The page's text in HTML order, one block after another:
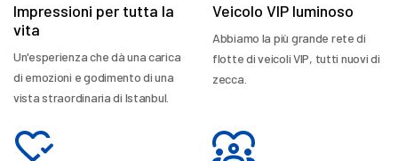
Impressioni per tutta la
vita
Un'esperienza che dà una carica
di emozioni e godimento di una
vista straordinaria di Istanbul.
Veicolo VIP luminoso
Abbiamo la più grande rete di
flotte di veicoli VIP, tutti nuovi di
zecca.